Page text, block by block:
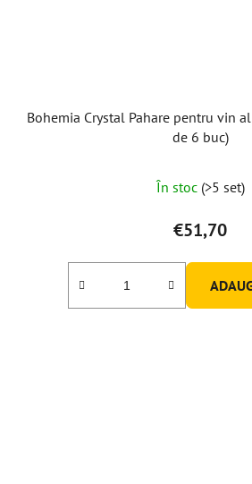
Bohemia Crystal Pahare pentru vin
de 6 buc)
În stoc (>5 set)
€51,70